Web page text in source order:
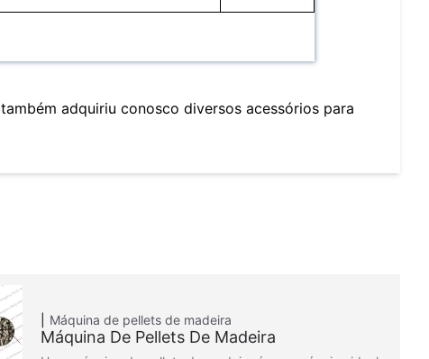
adquiriu conosco diversos acessórios para
Máquina de pellets de madeira
Máquina De Pellets De Madeira